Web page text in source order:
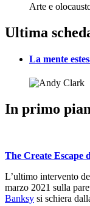
Arte e
Ultima
La mente
In primo
The Create Escape
L’ultimo intervento
marzo 2021 sulla
Banksy si schiera